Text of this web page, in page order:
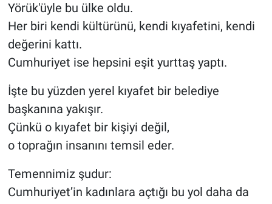
Yörük'üyle bu ülke oldu.
Her biri kendi kültürünü, kendi kıyafetini, kendi
değerini kattı.
Cumhuriyet ise hepsini eşit yurttaş yaptı.
İşte bu yüzden yerel kıyafet bir belediye
başkanına yakışır.
Çünkü o kıyafet bir kişiyi değil,
o toprağın insanını temsil eder.
Temennimiz şudur:
Cumhuriyet’in kadınlara açtığı bu yol daha da